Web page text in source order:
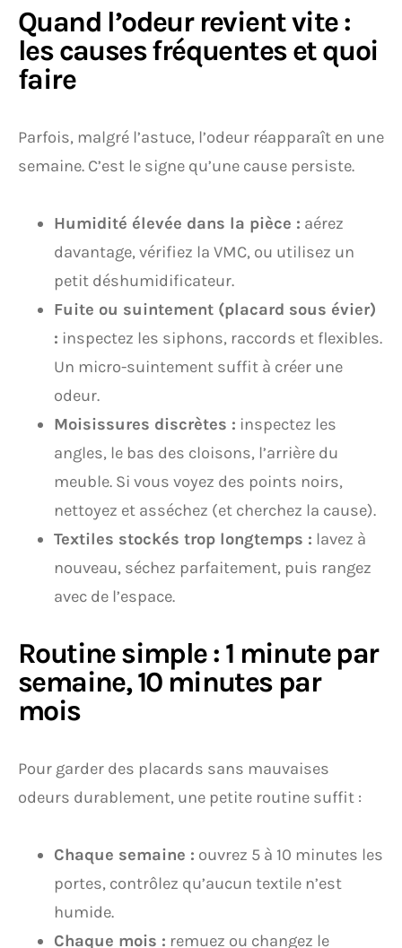
Quand l’odeur revient vite :
les causes fréquentes et quoi
faire
Parfois, malgré l’astuce, l’odeur réapparaît en une
semaine. C’est le signe qu’une cause persiste.
Humidité élevée dans la pièce : aérez
davantage, vérifiez la VMC, ou utilisez un
petit déshumidificateur.
Fuite ou suintement (placard sous évier)
: inspectez les siphons, raccords et flexibles.
Un micro-suintement suffit à créer une
odeur.
Moisissures discrètes : inspectez les
angles, le bas des cloisons, l’arrière du
meuble. Si vous voyez des points noirs,
nettoyez et asséchez (et cherchez la cause).
Textiles stockés trop longtemps : lavez à
nouveau, séchez parfaitement, puis rangez
avec de l’espace.
Routine simple : 1 minute par
semaine, 10 minutes par
mois
Pour garder des placards sans mauvaises
odeurs durablement, une petite routine suffit :
Chaque semaine : ouvrez 5 à 10 minutes les
portes, contrôlez qu’aucun textile n’est
humide.
Chaque mois : remuez ou changez le